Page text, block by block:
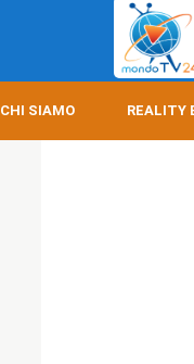
CHI SIAMO REALITY